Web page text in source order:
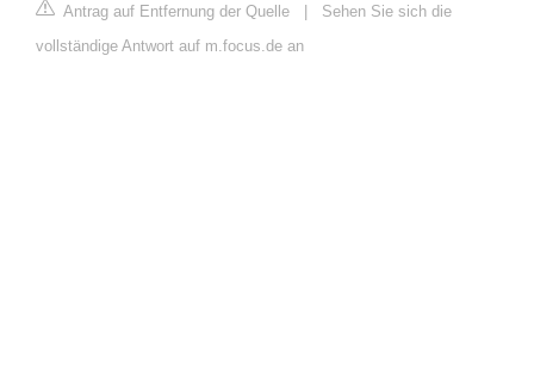
Antrag auf Entfernung der Quelle | Sehen Sie sich die
vollständige Antwort auf m.focus.de an